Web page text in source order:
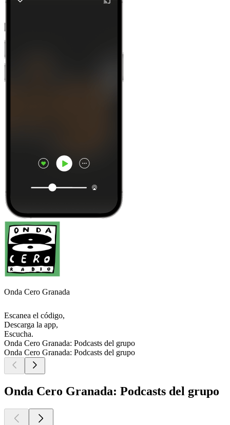
Onda Cero Granada
Escanea el código,
Descarga la app,
Escucha.
Onda Cero Granada: Podcasts del grupo
Onda Cero Granada: Podcasts del grupo
Onda Cero Granada: Podcasts del grupo